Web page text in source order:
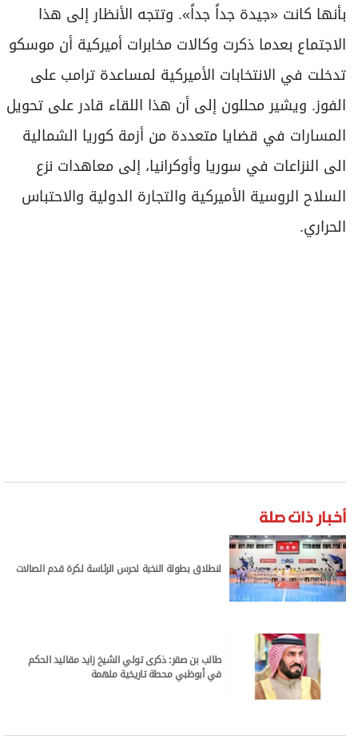
بأنها كانت «جيدة جداً جداً». وتتجه الأنظار إلى هذا
الاجتماع بعدما ذكرت وكالات مخابرات أميركية أن موسكو
تدخلت في الانتخابات الأميركية لمساعدة ترامب على
الفوز. ويشير محللون إلى أن هذا اللقاء قادر على تحويل
المسارات في قضايا متعددة من أزمة كوريا الشمالية
الى النزاعات في سوريا وأوكرانيا، إلى معاهدات نزع
السلاح الروسية الأميركية والتجارة الدولية والاحتباس
الحراري.
أخبار ذات صلة
لنطلاق بطولة النخبة لحرس الرئاسة لكرة قدم الصالات
طالب بن صقر: ذكرى تولي الشيخ زايد مقاليد الحكم
في أبوظبي محطة تاريخية ملهمة